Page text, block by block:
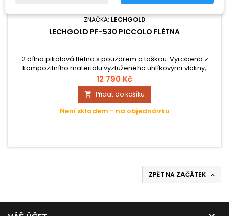
ZNAČKA: LECHGOLD
LECHGOLD PF-530 PICCOLO FLÉTNA
2 dílná pikolová flétna s pouzdrem a taškou. Vyrobeno z
kompozitního materiálu vyztuženého uhlíkovými vlákny,
včetně kufru, přepravní tašky a čisticí tyče.
12 790 Kč
 Přidat do košíku
Není skladem - na objednávku
ZPĚT NA ZAČÁTEK 